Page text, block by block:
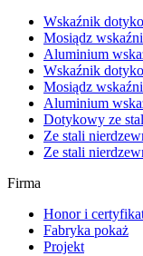
Wskaźnik
Mosiądz
Aluminium
Wskaźnik
Mosiądz
Aluminium
Dotykowy ze
Ze stali
Ze stali
Firma
Honor i
Fabryka pokaż
Projekt